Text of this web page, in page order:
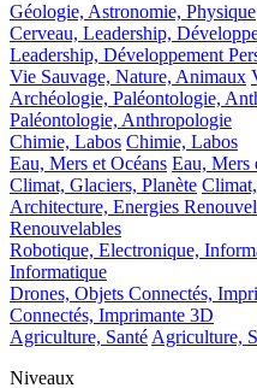
Géologie, Astronomie, Physique
Cerveau, Leadership,
Leadership, Développement
Vie Sauvage, Nature, Animaux
Archéologie, Paléontologie,
Paléontologie, Anthropologie
Chimie, Labos Chimie, Labos
Eau, Mers et Océans Eau, Mers
Climat, Glaciers, Planète
Architecture, Energies
Renouvelables
Robotique, Electronique,
Informatique
Drones, Objets Connectés,
Connectés, Imprimante 3D
Agriculture, SantéAgriculture,
Niveaux